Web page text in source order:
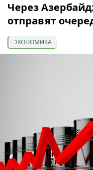
Через
отправят
ЭКОНОМИКА